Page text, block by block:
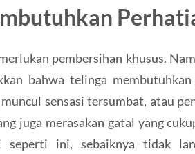
pembersihan khusus.
bahwa telinga
sensasi tersumbat, atau
juga merasakan gatal yang
ini, sebaiknya tidak